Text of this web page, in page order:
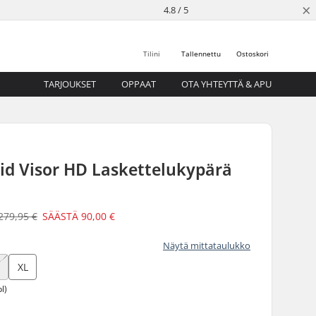
4.8 / 5 ×
Ostoskori
Tallennettu
Tilini
TARJOUKSET OPPAAT OTA YHTEYTTÄ & APU
Visor HD Laskettelukypärä
€ SÄÄSTÄ90,00 €
Näytä mittataulukko
XL